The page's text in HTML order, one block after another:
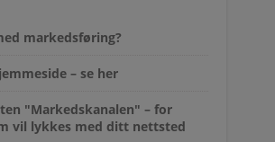
markedsføring?
– se her
"Markedskanalen" – for
vil lykkes med ditt nettsted